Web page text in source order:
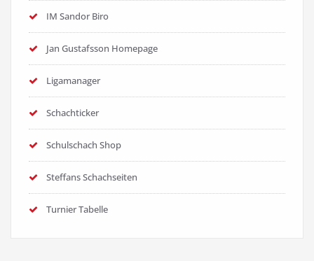
IM Sandor Biro
Jan Gustafsson Homepage
Ligamanager
Schachticker
Schulschach Shop
Steffans Schachseiten
Turnier Tabelle